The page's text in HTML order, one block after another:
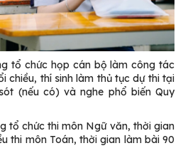
tổ chức họp cán bộ làm công tác
chiều, thí sinh làm thủ tục dự thi tại
(nếu có) và nghe phổ biến Quy
tổ chức thi môn Ngữ văn, thời gian
thi môn Toán, thời gian làm bài 90